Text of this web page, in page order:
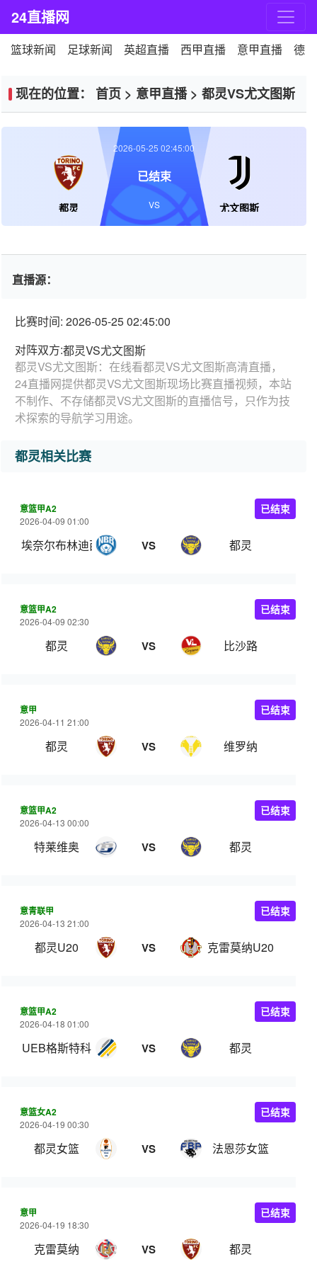
24直播网
篮球新闻 足球新闻 英超直播 西甲直播 意甲直播 德
现在的位置： 首页 > 意甲直播> 都灵VS尤文图斯
都灵 尤文图斯
2026-05-25 02:45:00
已结束
VS
直播源：
比赛时间: 2026-05-25 02:45:00
对阵双方:都灵VS尤文图斯
都灵VS尤文图斯：在线看都灵VS尤文图斯高清直播，
24直播网提供都灵VS尤文图斯现场比赛直播视频，本站
不制作、不存储都灵VS尤文图斯的直播信号，只作为技
术探索的导航学习用途。
都灵相关比赛
意篮甲A2
2026-04-09 01:00
埃奈尔布林迪西 VS 都灵
已结束
意篮甲A2
2026-04-09 02:30
都灵 VS 比沙路
已结束
意甲
2026-04-11 21:00
都灵 VS 维罗纳
已结束
意篮甲A2
2026-04-13 00:00
特莱维奥 VS 都灵
已结束
意青联甲
2026-04-13 21:00
都灵U20 VS 克雷莫纳U20
已结束
意篮甲A2
2026-04-18 01:00
UEB格斯特科 VS 都灵
已结束
意篮女A2
2026-04-19 00:30
都灵女篮 VS 法恩莎女篮
已结束
意甲
2026-04-19 18:30
克雷莫纳 VS 都灵
已结束